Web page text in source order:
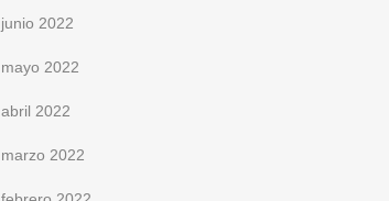
junio 2022
mayo 2022
abril 2022
marzo 2022